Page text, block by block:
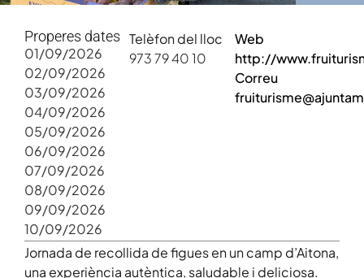
Properes dates
01/09/2026
02/09/2026
03/09/2026
04/09/2026
05/09/2026
06/09/2026
07/09/2026
08/09/2026
09/09/2026
10/09/2026
Telèfon del lloc
973 79 40 10
Web
http://
Correu
Jornada de recollida de figues en un camp d’Aitona,
una experiència autèntica, saludable i deliciosa.